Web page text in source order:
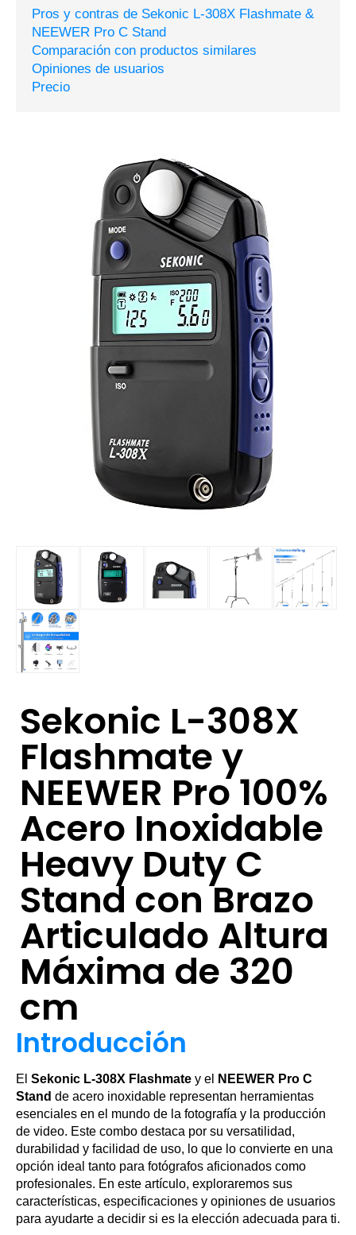
Pros y contras de Sekonic L-308X Flashmate &
NEEWER Pro C Stand
Comparación con productos similares
Opiniones de usuarios
Precio
Sekonic L-308X
Flashmate y
NEEWER Pro 100%
Acero Inoxidable
Heavy Duty C
Stand con Brazo
Articulado Altura
Máxima de 320
cm
Introducción
El Sekonic L-308X Flashmate y el
NEEWER Pro C
Stand de acero inoxidable representan herramientas
esenciales en el mundo de la fotografía y la producción
de video. Este combo destaca por su versatilidad,
durabilidad y facilidad de uso, lo que lo convierte en una
opción ideal tanto para fotógrafos aficionados como
profesionales. En este artículo, exploraremos sus
características, especificaciones y opiniones de usuarios
para ayudarte a decidir si es la elección adecuada para ti.